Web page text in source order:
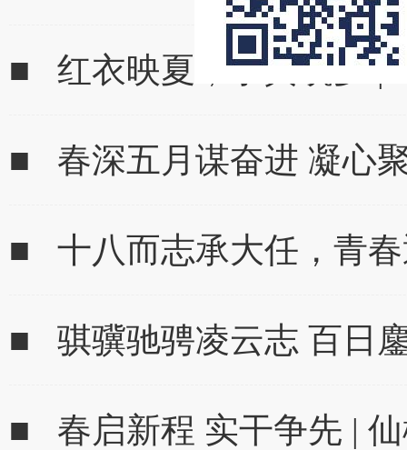
■ 红衣映夏，求真筑梦 |
■ 春深五月谋奋进 凝心
■ 十八而志承大任，青
■ 骐骥驰骋凌云志 百日
■ 春启新程 实干争先 |